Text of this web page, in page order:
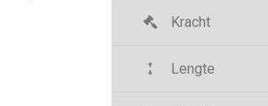
Kracht
Lengte